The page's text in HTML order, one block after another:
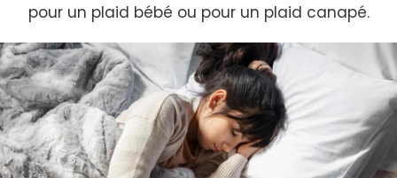
pour un plaid bébé ou pour un plaid canapé.